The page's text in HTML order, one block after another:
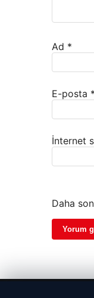
Ad *
E-posta *
İnternet
Daha